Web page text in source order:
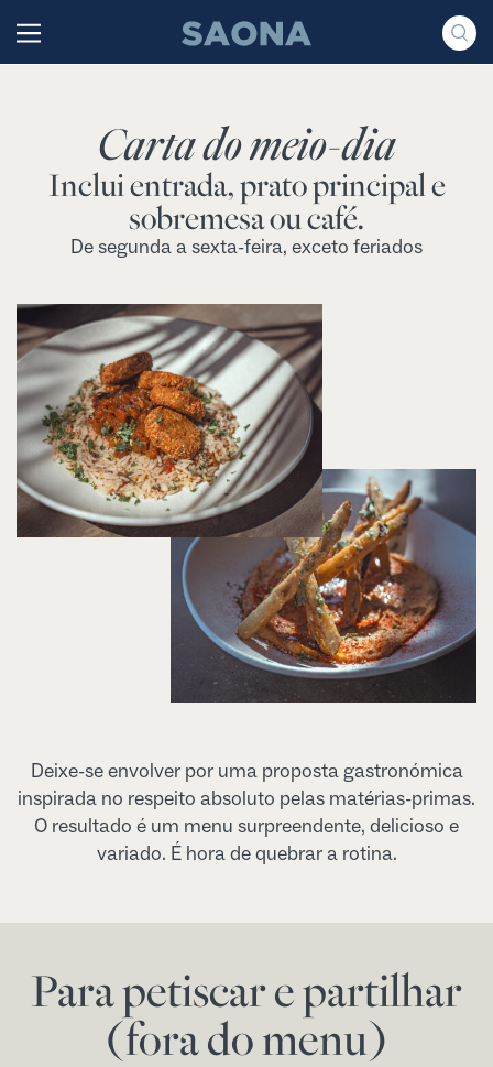
Grupo Saona
Carta do meio-dia
Inclui entrada, prato principal e
sobremesa ou café.
De segunda a sexta-feira, exceto feriados
Deixe-se envolver por uma proposta gastronómica
inspirada no respeito absoluto pelas matérias-primas.
O resultado é um menu surpreendente, delicioso e
variado. É hora de quebrar a rotina.
Para petiscar e partilhar
(fora do menu)